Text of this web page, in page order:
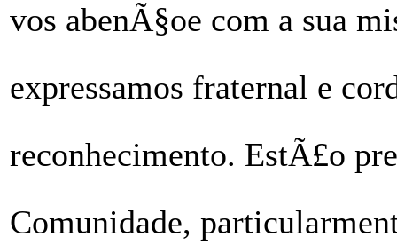
vos abenÃ§oe com a sua
expressamos fraternal e
reconhecimento. EstÃ£o
Comunidade,